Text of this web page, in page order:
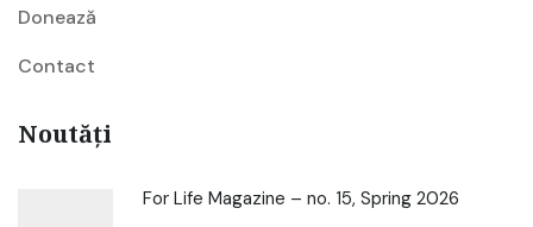
Donează
Contact
Noutăți
For Life Magazine – no. 15, Spring 2026